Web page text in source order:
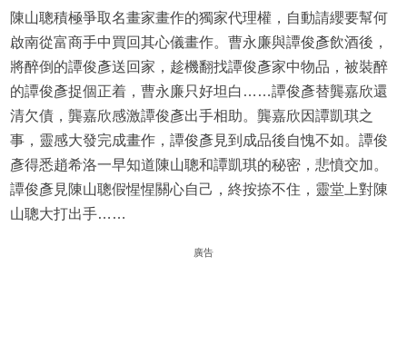
陳山聰積極爭取名畫家畫作的獨家代理權，自動請纓要幫何
啟南從富商手中買回其心儀畫作。曹永廉與譚俊彥飲酒後，
將醉倒的譚俊彥送回家，趁機翻找譚俊彥家中物品，被裝醉
的譚俊彥捉個正着，曹永廉只好坦白……譚俊彥替龔嘉欣還
清欠債，龔嘉欣感激譚俊彥出手相助。龔嘉欣因譚凱琪之
事，靈感大發完成畫作，譚俊彥見到成品後自愧不如。譚俊
彥得悉趙希洛一早知道陳山聰和譚凱琪的秘密，悲憤交加。
譚俊彥見陳山聰假惺惺關心自己，終按捺不住，靈堂上對陳
山聰大打出手……
廣告